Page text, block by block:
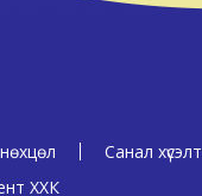
Санал хүсэлт
ХХК